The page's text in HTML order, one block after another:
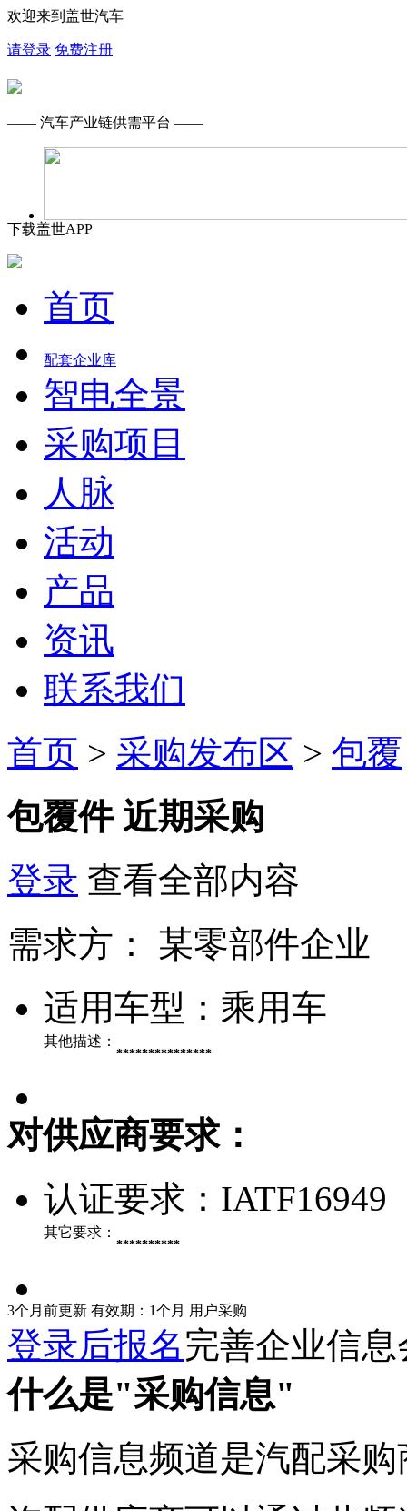
欢迎来到盖世汽车
请登录 免费注册
—— 汽车产业链供需平台 ——
下载盖世APP
首页
配套企业库
智电全景
采购项目
人脉
活动
产品
资讯
联系我们
首页 > 采购发布区 > 包覆
包覆件 近期采购
登录 查看全部内容
需求方：
某零部件企业
适用车型： 乘用车
其他描述：
***************
对供应商要求：
认证要求： IATF16949
其它要求：
**********
3个月前更新 有效期：1个月 用户采购
登录后报名完善企业信
什么是"采购信息"
采购信息频道是汽配采